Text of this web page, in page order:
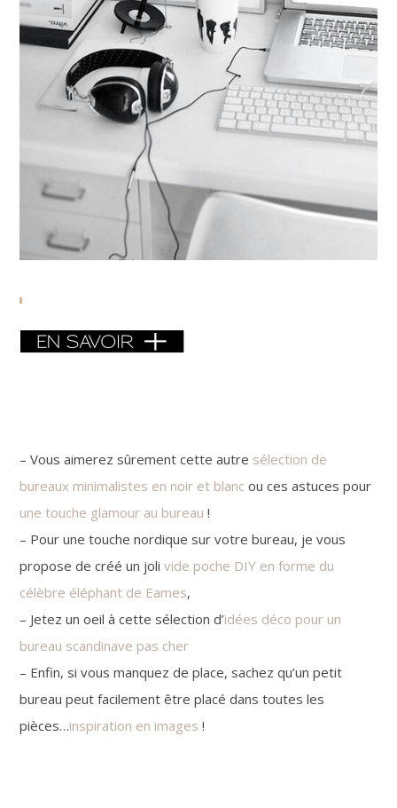
– Vous aimerez sûrement cette autre sélection de
bureaux minimalistes en noir et blanc ou ces astuces pour
une touche glamour au bureau !
– Pour une touche nordique sur votre bureau, je vous
propose de créé un jolivide poche DIY en forme du
célèbre éléphant de Eames,
– Jetez un oeil à cette sélection d’idées déco pour un
bureau scandinave pas cher
– Enfin, si vous manquez de place, sachez qu’un petit
bureau peut facilement être placé dans toutes les
pièces…inspiration en images !